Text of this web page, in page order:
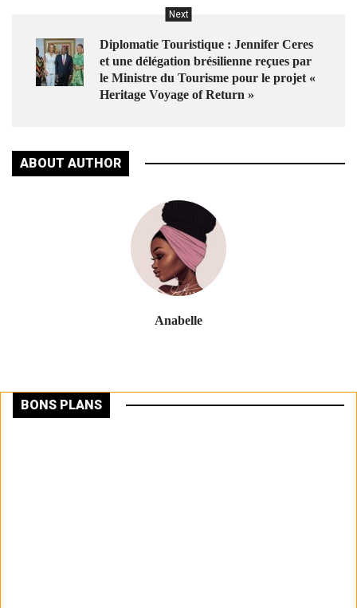
Next
Diplomatie Touristique : Jennifer Ceres
et une délégation brésilienne reçues par
le Ministre du Tourisme pour le projet «
Heritage Voyage of Return »
ABOUT AUTHOR
Anabelle
BONS PLANS